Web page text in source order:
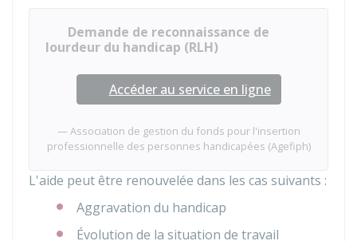
Demande de reconnaissance de
lourdeur du handicap (RLH)
Accéder au service en ligne
Association de gestion du fonds pour l'insertion
professionnelle des personnes handicapées (Agefiph)
L'aide peut être renouvelée dans les cas suivants :
Aggravation du handicap
Évolution de la situation de travail